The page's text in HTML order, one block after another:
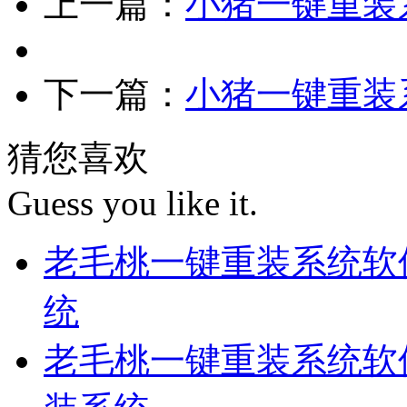
下一篇： 小猪一键重装
猜您喜欢
Guess you like it.
老毛桃一键重装系统
统
老毛桃一键重装系统